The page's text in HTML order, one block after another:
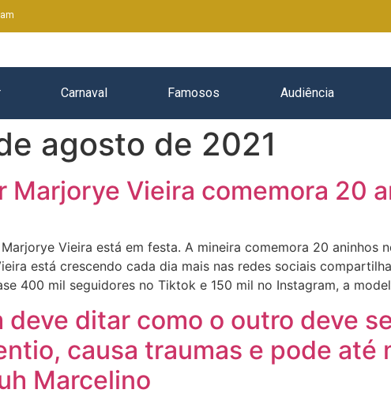
Carnaval Famosos Audiência
agosto de 2021
Marjorye Vieira comemora 20
Vieira está em festa. A mineira comemora 20 aninhos
está crescendo cada dia mais nas redes sociais
400 mil seguidores no Tiktok e 150 mil no Instagram, a
deve ditar como o outro deve
causa traumas e pode até
Marcelino